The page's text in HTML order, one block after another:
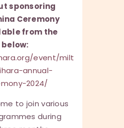
sponsoring
Ceremony
from the
event/milt
annual-
2024/
to join various
during